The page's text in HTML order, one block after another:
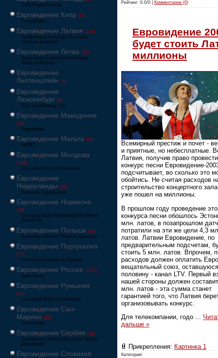
CBC/Radio-Canada
Евровидение Кипр [52]
Γιουροβίζιον
Евровидение Латвия [125]
Eirodziesma Eirovīzija Eirovīzijas
dziesmu konkurss
Евровидение Литва [65]
Eurovizijoje Eurovizija Eurovizijos
dainų konkursas
Евровидение
Лихтенштейн [6]
Евровидение
Люксембург [6]
RTL Luxembourg LSC
Евровидение Македония
[24]
Евровизија
Евровидение Мальта [51]
MESC
Евровидение Молдова
[134]
Concursul Muzical Eurovision
Евровидение
Нидерланды [26]
Eurovisie Songfestival
Евровидение Норвегия
[39]
Eurosong Sang Ryddesalg Nrk Melodi
Grand Prix
Евровидение Польша [36]
Eurowizja Konkurs Piosenki Eurowizji
Евровидение Португалия
[25]
Festival Eurovisão da Canção
Евровидение Россия [1062]
Европесня
Евровидение Румыния
[41]
Concursul Muzical Eurovision
Евровидение Сан-
Марино [23]
Eurovisione
Евровидение Сербия [39]
Еуровисион Pesma Evrovizije Песма
Евровизије
Евровидение Словакия
Рейтинг: 0.0/0 | Комментарии (0)
Евровидение
будет стоить
миллионы
Всемирный престиж и почет -
и приятные, но небесплатные.
Латвия, получив право провести
конкурс песни Евровидение-
подсчитывает, во сколько это
обойтись. Не считая расходов
строительство концертного
уже пошел на миллионы.
В прошлом году проведение
конкурса песни обошлось
млн. латов, в позапрошлом
потратили на эти же цели 4,3
латов. Латвии Евровидение, по
предварительным подсчетам,
стоить 5 млн. латов. Впрочем,
расходов должен оплатить
вещательный союз, оставшуюся
половину - канал LTV. Первый
нашей стороны должен
млн. латов - эта сумма станет
гарантией того, что Латвия
организовывать конкурс.
Для телекомпании, годо
дальше »
Прикрепления: Картинка 1
Категория: